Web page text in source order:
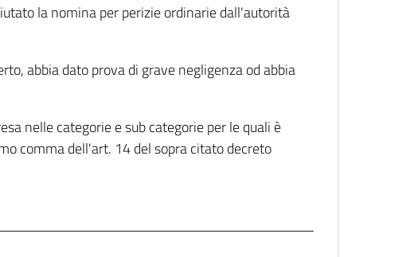
la nomina per perizie ordinarie dall'autorità
abbia dato prova di grave negligenza od abbia
nelle categorie e sub categorie per le quali è
comma dell'art. 14 del sopra citato decreto